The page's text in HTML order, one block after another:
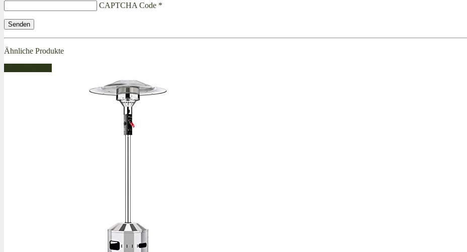
CAPTCHA Code *
Ähnliche Produkte